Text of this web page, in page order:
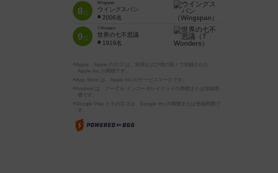
8位
Wingspan
ウイングスパン
2006名
9位
7 Wonders
世界の七不思議
1919名
※Apple、Apple のロゴ は、米国および他の国々で登録された
Apple Inc.の商標です。
※App Store は、Apple Inc.のサービスマークです。
※Android は、グーグル インコーポレイテッドの商標または登録商
標です。
※Google Play とそのロゴは、Google Inc.の商標または登録商標で
す。